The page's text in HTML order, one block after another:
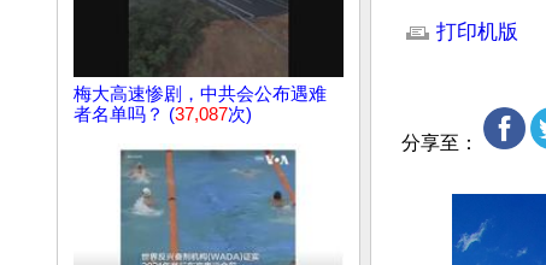
梅大高速惨剧，中共会公布遇难
者名单吗？ (37,087次)
打印机版
分享至：